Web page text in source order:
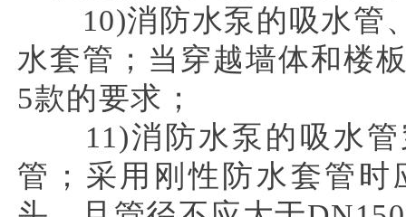
10)消防水泵的吸水管
水套管；当穿越墙体和楼
5款的要求；
11)消防水泵的吸水管
管；采用刚性防水套管